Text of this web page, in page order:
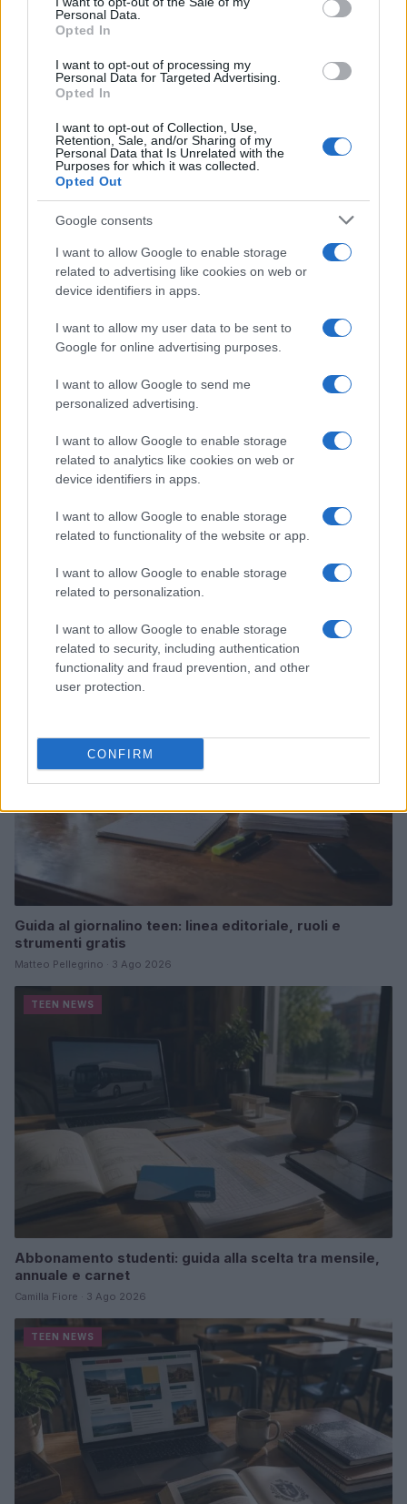
Personal Data.
Opted In
I want to opt-out of processing my
Personal Data for Targeted Advertising.
Opted In
I want to opt-out of Collection, Use,
Retention, Sale, and/or Sharing of my
Personal Data that Is Unrelated with the
Purposes for which it was collected.
Opted Out
Google consents
I want to allow Google to enable storage
related to advertising like cookies on web or
device identifiers in apps.
I want to allow my user data to be sent to
Google for online advertising purposes.
I want to allow Google to send me
personalized advertising.
I want to allow Google to enable storage
related to analytics like cookies on web or
device identifiers in apps.
I want to allow Google to enable storage
related to functionality of the website or app.
I want to allow Google to enable storage
related to personalization.
I want to allow Google to enable storage
related to security, including authentication
functionality and fraud prevention, and other
user protection.
CONFIRM
con entusiasmo e sincerità, e ricorda che ogni
esperienza, anche quelle più piccole, possono
contribuire a creare il tuo profilo professionale.
AUTORE
Staff
Continua a leggere
TEEN NEWS
Guida al giornalino teen: linea editoriale, ruoli e
strumenti gratis
Matteo Pellegrino · 3 Ago 2026
TEEN NEWS
Abbonamento studenti: guida alla scelta tra mensile,
annuale e carnet
Camilla Fiore · 3 Ago 2026
TEEN NEWS